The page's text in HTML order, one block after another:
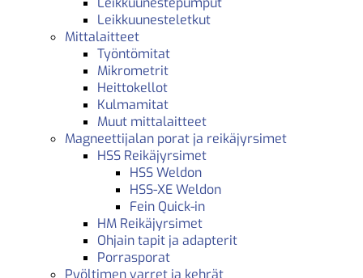
Leikkuunesteletkut
Mittalaitteet
Työntömitat
Mikrometrit
Heittokellot
Kulmamitat
Muut mittalaitteet
Magneettijalan porat ja reikäjyrsimet
HSS Reikäjyrsimet
HSS Weldon
HSS-XE Weldon
Fein Quick-in
HM Reikäjyrsimet
Ohjain tapit ja adapterit
Porrasporat
Pyöltimen varret ja kehrät